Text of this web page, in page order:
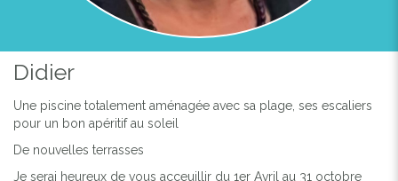
VUE GLOBALE/AU FOND STUDIO ORANGER
Didier
Une piscine totalement aménagée avec sa plage, ses escaliers
pour un bon apéritif au soleil
De nouvelles terrasses
Je serai heureux de vous acceuillir du 1er Avril au 31 octobre